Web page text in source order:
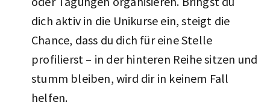
dich aktiv in die Unikurse ein, steigt die
Chance, dass du dich für eine Stelle
profilierst – in der hinteren Reihe sitzen und
stumm bleiben, wird dir in keinem Fall
helfen.